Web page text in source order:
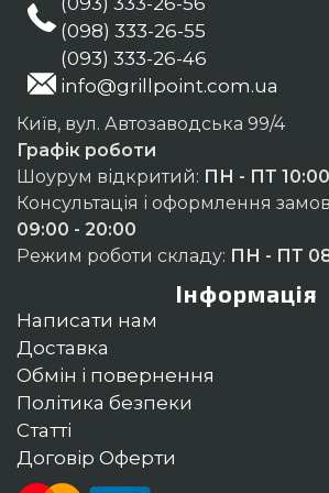
(098) 333-26-55
(093) 333-26-46
info@grillpoint.com.ua
Київ, вул. Автозаводська 99/4
Графік роботи
Шоурум відкритий: ПН - ПТ
Консультація і оформлення
09:00 - 20:00
Режим роботи складу: ПН - ПТ
Інформація
Написати нам
Доставка
Обмін і повернення
Політика безпеки
Статті
Договір Оферти